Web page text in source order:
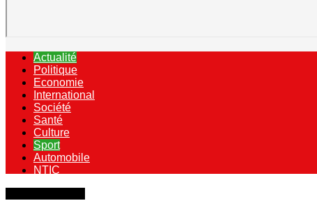
Actualité
Politique
Economie
International
Société
Santé
Culture
Sport
Automobile
NTIC